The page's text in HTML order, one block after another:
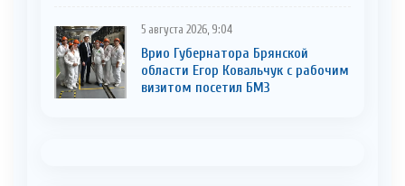
5 августа 2026, 9:04
Врио Губернатора Брянской
области Егор Ковальчук с рабочим
визитом посетил БМЗ